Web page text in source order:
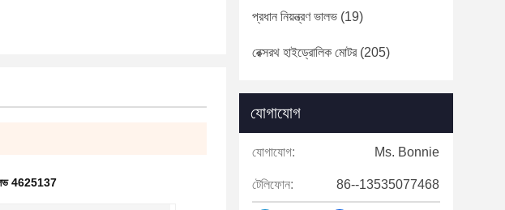
4625137
প্রধান নিয়ন্ত্রণ ভালভ (19)
রেক্সরথ হাইড্রোলিক মোটর(205)
যোগাযোগ
যোগাযোগ: Ms. Bonnie
টেলিফোন: 86--13535077468